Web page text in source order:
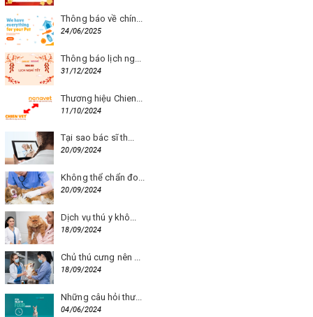
Thông báo về chín...
24/06/2025
Thông báo lịch ng...
31/12/2024
Thương hiệu Chien...
11/10/2024
Tại sao bác sĩ th...
20/09/2024
Không thể chẩn đo...
20/09/2024
Dịch vụ thú y khô...
18/09/2024
Chủ thú cưng nên ...
18/09/2024
Những câu hỏi thư...
04/06/2024